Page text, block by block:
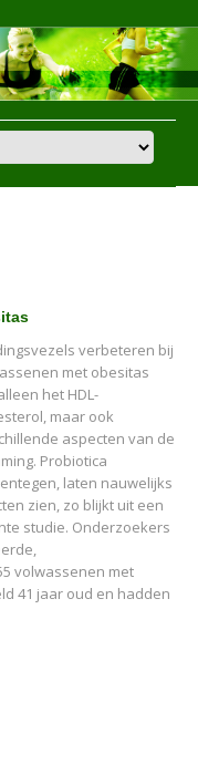
verbeteren bij
met obesitas
het HDL-
maar ook
aspecten van de
Probiotica
laten nauwelijks
zien, zo blijkt uit een
studie. Onderzoekers
volwassenen met
41 jaar oud en hadden